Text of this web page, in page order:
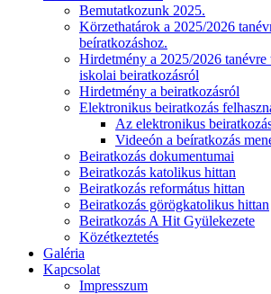
Bemutatkozunk 2025.
Körzethatárok a 2025/2026
beíratkozáshoz.
Hirdetmény a 2025/2026 tanévre
iskolai beiratkozásról
Hirdetmény a beiratkozásról
Elektronikus beiratkozás
Az elektronikus
Videeón a beíratkozás
Beiratkozás dokumentumai
Beiratkozás katolikus hittan
Beiratkozás református hittan
Beiratkozás görögkatolikus hittan
Beiratkozás A Hit Gyülekezete
Közétkeztetés
Galéria
Kapcsolat
Impresszum